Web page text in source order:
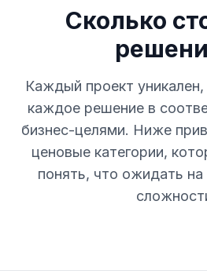
Сколько
Каждый проект
каждое решение в
бизнес-целями. Ниже
ценовые категории,
понять, что ожидать на